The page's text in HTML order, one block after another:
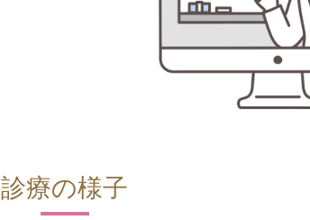
診療の様子